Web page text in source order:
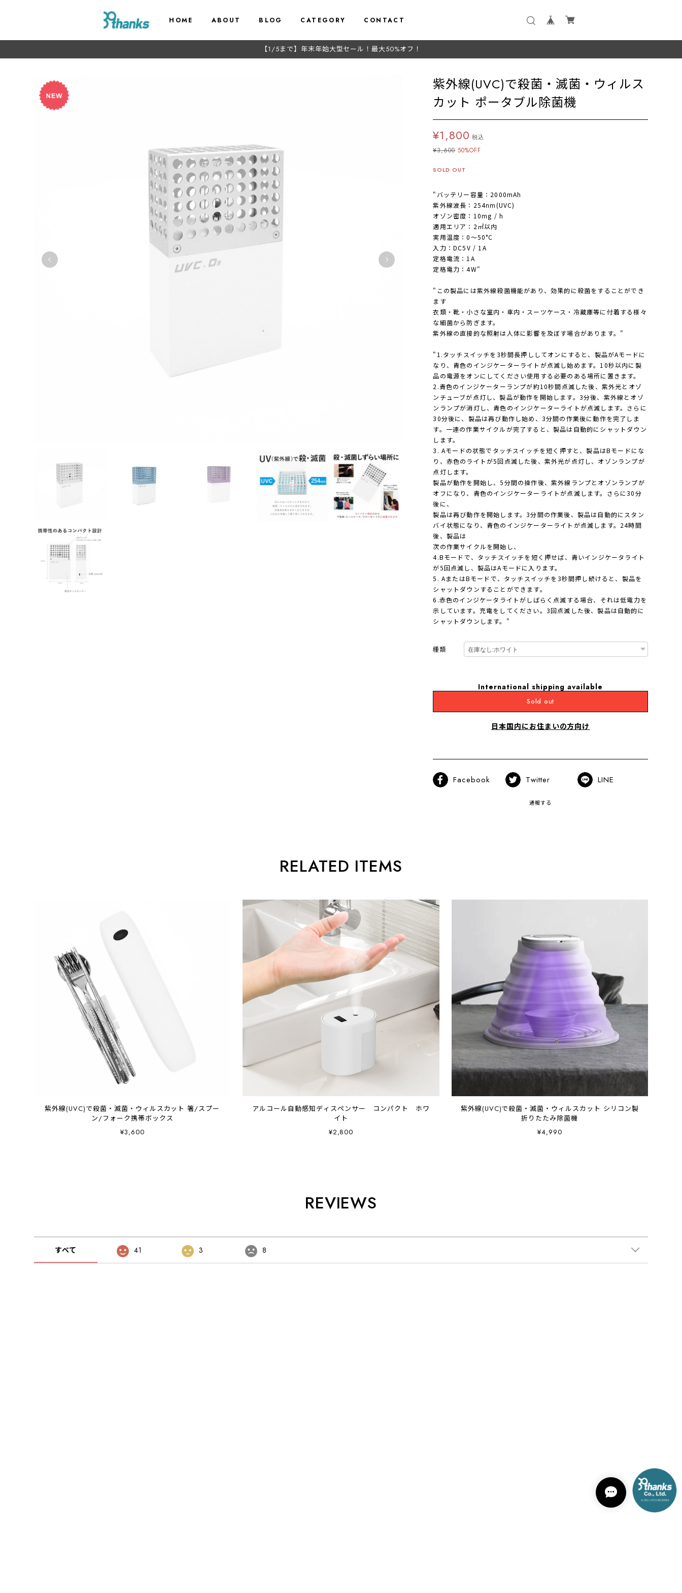
HOME ABOUT BLOG CATEGORY CONTACT
【1/5まで】年末年始大型セール！最大50%オフ！
紫外線(UVC)で殺菌・滅菌・ウィルス
カット ポータブル除菌機
¥1,800 税込
¥3,600 50%OFF
SOLD OUT
"バッテリー容量：2000mAh
紫外線波長：254nm(UVC)
オゾン密度：10mg / h
適用エリア：2㎡以内
実用温度：0〜50°C
入力：DC5V / 1A
定格電流：1A
定格電力：4W"
"この製品には紫外線殺菌機能があり、効果的に殺菌をすることができ
ます
衣類・靴・小さな室内・車内・スーツケース・冷蔵庫等に付着する様々
な細菌から防ぎます。
紫外線の直接的な照射は人体に影響を及ぼす場合があります。"
"1.タッチスイッチを3秒間長押ししてオンにすると、製品がAモードに
なり、青色のインジケーターライトが点滅し始めます。10秒以内に製
品の電源をオンにしてください使用する必要のある場所に置きます。
2.青色のインジケーターランプが約10秒間点滅した後、紫外光とオゾ
ンチューブが点灯し、製品が動作を開始します。3分後、紫外線とオゾ
ンランプが消灯し、青色のインジケーターライトが点滅します。さらに
30分後に、製品は再び動作し始め、3分間の作業後に動作を完了しま
す。一連の作業サイクルが完了すると、製品は自動的にシャットダウン
します。
3. Aモードの状態でタッチスイッチを短く押すと、製品はBモードにな
り、赤色のライトが5回点滅した後、紫外光が点灯し、オゾンランプが
点灯します。
製品が動作を開始し、5分間の操作後、紫外線ランプとオゾンランプが
オフになり、青色のインジケーターライトが点滅します。さらに30分
後に、
製品は再び動作を開始します。3分間の作業後、製品は自動的にスタン
バイ状態になり、青色のインジケーターライトが点滅します。24時間
後、製品は
次の作業サイクルを開始し、
4.Bモードで、タッチスイッチを短く押せば、青いインジケータライト
が5回点滅し、製品はAモードに入ります。
5. AまたはBモードで、タッチスイッチを3秒間押し続けると、製品を
シャットダウンすることができます。
6.赤色のインジケータライトがしばらく点滅する場合、それは低電力を
示しています。充電をしてください。3回点滅した後、製品は自動的に
シャットダウンします。"
種類
International shipping available
Sold out
日本国内にお住まいの方向け
Facebook Twitter LINE
通報する
RELATED ITEMS
紫外線(UVC)で殺菌・滅菌・ウィルスカット 箸/スプー
ン/フォーク携帯ボックス
¥3,600
アルコール自動感知ディスペンサー コンパクト ホワ
イト
¥2,800
紫外線(UVC)で殺菌・滅菌・ウィルスカット シリコン製
折りたたみ除菌機
¥4,990
REVIEWS
すべて 41 3 8